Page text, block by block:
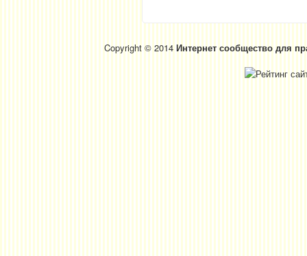
Copyright © 2014 Интернет сообщество для